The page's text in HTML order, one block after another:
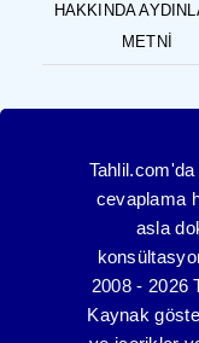
HAKKINDA
METNI
cevaplama
asla
2008 - 2026
Kaynak